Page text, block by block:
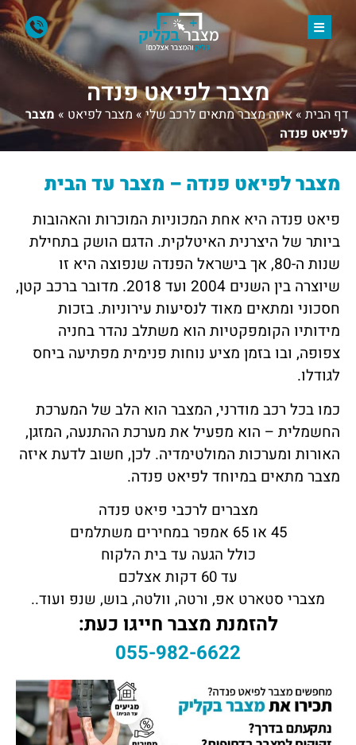
מצבר לפיאט פנדה
דף הבית»איזה מצבר מתאים לרכב שלי» מצבר לפיאט » מצבר
לפיאט פנדה
מצבר לפיאט פנדה – מצבר עד הבית
פיאט פנדה היא אחת המכוניות המוכרות והאהובות
ביותר של היצרנית האיטלקית. הדגם הושק בתחילת
שנות ה-80, אך בישראל הפנדה שנפוצה היא זו
שיוצרה בין השנים 2004 ועד 2018. מדובר ברכב קטן,
חסכוני ומתאים מאוד לנסיעות עירוניות. בזכות
מידותיו הקומפקטיות הוא משתלב נהדר בחניה
צפופה, ובו בזמן מציע נוחות פנימית מפתיעה ביחס
לגודלו.
כמו בכל רכב מודרני, המצבר הוא הלב של המערכת
החשמלית – הוא מפעיל את מערכת ההתנעה, המזגן,
האורות ומערכות המולטימדיה. לכן, חשוב לדעת איזה
מצבר מתאים במיוחד לפיאט פנדה.
מצברים לרכבי פיאט פנדה
45 או 65 אמפר במחירים משתלמים
כולל הגעה עד בית הלקוח
עד 60 דקות אצלכם
מצברי סטארט אפ, ורטה, וולטה, בוש, שנפ ועוד..
להזמנת מצבר חייגו כעת:
055-982-6622